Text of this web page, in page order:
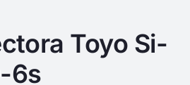
Toyo Si-
6s